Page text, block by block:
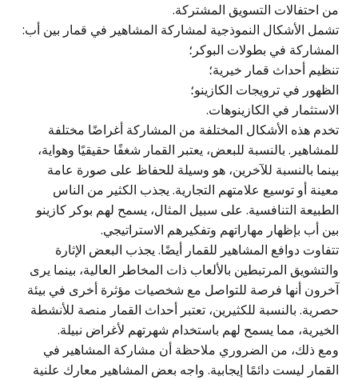
من احتفالات التسويق المشتركة.
تشمل الأشكال النموذجية لمشاركة المشاهير في قمار بين أب:
المشاركة في بطولات البوكر؛
تنظيم أحداث قمار خيرية؛
الظهور في ترويجات الكازينو؛
الاستثمار في الكازينوهات.
تخدم هذه الأشكال المختلفة من المشاركة أغراضًا مختلفة
للمشاهير. بالنسبة للبعض، يعتبر القمار شغفًا حقيقيًا وهواية،
بينما بالنسبة للآخرين، هو وسيلة للحفاظ على صورة عامة
معينة أو توسيع علامتهم التجارية. يجذب الكثير من الناس
الطبيعة التنافسية. على سبيل المثال، يسمح لهم بوكر كازينو
بين أب بإظهار مهاراتهم وتفكيرهم الاستراتيجي.
تتفاوت دوافع المشاهير للقمار أيضًا. يجذب البعض الإثارة
والتشويق المرتبطين بالألعاب ذات المخاطر العالية، بينما يرى
آخرون أنها فرصة للتواصل مع شخصيات مؤثرة أخرى في بيئة
حصرية. بالنسبة للكثيرين، تعتبر أحداث القمار منصة للأنشطة
الخيرية، مما يسمح لهم باستخدام شهرتهم لأغراض نبيلة.
ومع ذلك، من الضروري ملاحظة أن مشاركة المشاهير في
القمار ليست دائمًا إيجابية. واجه بعض المشاهير معارك علنية